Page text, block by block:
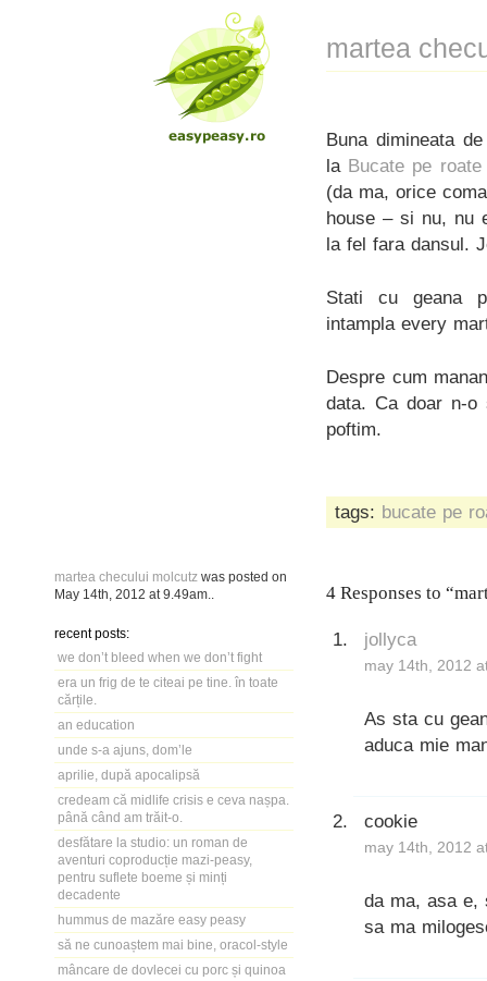
martea checului molcutz was posted on
May 14th, 2012 at 9.49am
recent posts:
we don’t bleed when we don’t fight
era un frig de te citeai pe tine. în toate
cărțile.
an education
unde s-a ajuns, dom’le
aprilie, după apocalipsă
credeam că midlife crisis e ceva nașpa.
până când am trăit-o.
desfătare la studio: un roman de
aventuri coproducție mazi-peasy,
pentru suflete boeme și minți
decadente
hummus de mazăre easy peasy
să ne cunoaștem mai bine, oracol-style
mâncare de dovlecei cu porc și quinoa
martea
Buna dimineata
la Bucate pe roate
(da ma, orice
house – si nu, nu
la fel fara dansul.
Stati cu
intampla every
Despre cum
data. Ca doar n-o
poftim.
tags: bucate pe
4 Responses to
jollyca
may 14th, 2012
As sta cu
aduca mie
cookie
may 14th, 2012
da ma, asa e,
sa ma